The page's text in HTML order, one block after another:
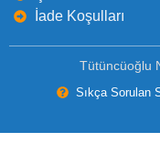
İade Koşulları
Tütüncüoğlu
Sıkça Sorulan